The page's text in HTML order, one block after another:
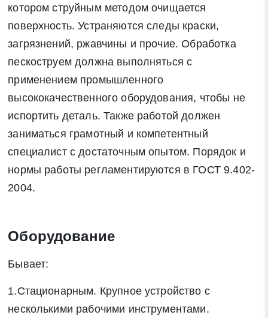
котором струйным методом очищается
поверхность. Устраняются следы краски,
загрязнений, ржавчины и прочие. Обработка
пескоструем должна выполняться с
применением промышленного
высококачественного оборудования, чтобы не
испортить деталь. Также работой должен
заниматься грамотный и компетентный
специалист с достаточным опытом. Порядок и
нормы работы регламентируются в ГОСТ 9.402-
2004.
Оборудование
Бывает:
1.Стационарным. Крупное устройство с
несколькими рабочими инструментами.